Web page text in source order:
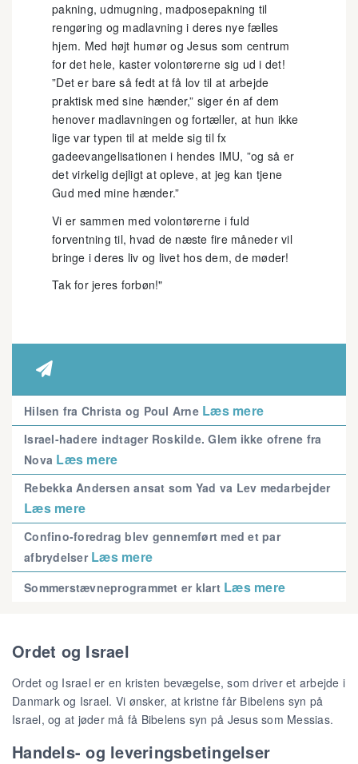
pakning, udmugning, madposepakning til
rengøring og madlavning i deres nye fælles
hjem. Med højt humør og Jesus som centrum
for det hele, kaster volontørerne sig ud i det!
”Det er bare så fedt at få lov til at arbejde
praktisk med sine hænder,” siger én af dem
henover madlavningen og fortæller, at hun ikke
lige var typen til at melde sig til fx
gadeevangelisationen i hendes IMU, ”og så er
det virkelig dejligt at opleve, at jeg kan tjene
Gud med mine hænder.”
Vi er sammen med volontørerne i fuld
forventning til, hvad de næste fire måneder vil
bringe i deres liv og livet hos dem, de møder!
Tak for jeres forbøn!"

Hilsen fra Christa og Poul Arne Læs mere
Israel-hadere indtager Roskilde. Glem ikke ofrene fra
Nova Læs mere
Rebekka Andersen ansat som Yad va Lev medarbejder
Læs mere
Confino-foredrag blev gennemført med et par
afbrydelser Læs mere
Sommerstævneprogrammet er klart Læs mere
Ordet og Israel
Ordet og Israel er en kristen bevægelse, som driver et arbejde i
Danmark og Israel. Vi ønsker, at kristne får Bibelens syn på
Israel, og at jøder må få Bibelens syn på Jesus som Messias.
Handels- og leveringsbetingelser